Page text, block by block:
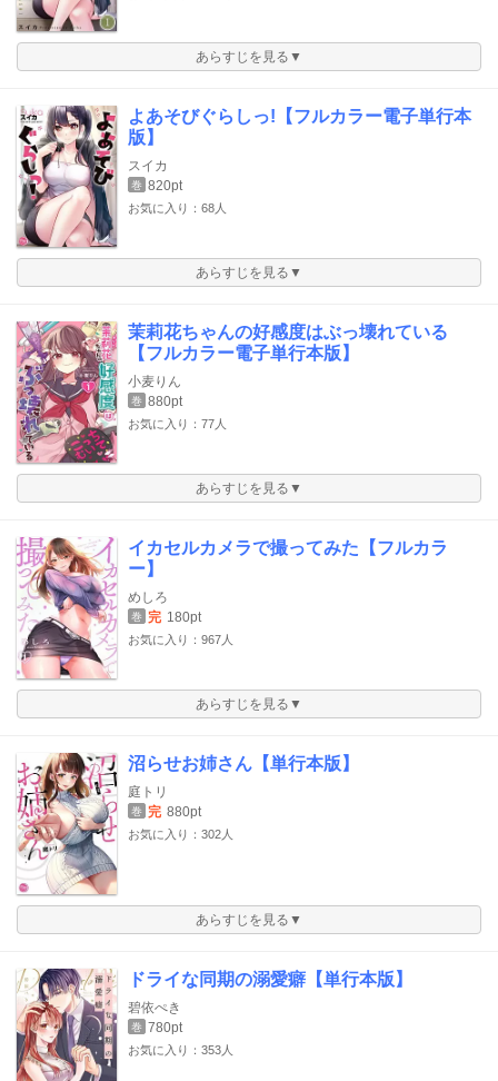
あらすじを見る▼
よあそびぐらしっ!【フルカラー電子単行本
版】
スイカ
巻 820pt
お気に入り：68人
あらすじを見る▼
茉莉花ちゃんの好感度はぶっ壊れている
【フルカラー電子単行本版】
小麦りん
巻 880pt
お気に入り：77人
あらすじを見る▼
イカセルカメラで撮ってみた【フルカラ
ー】
めしろ
巻 完 180pt
お気に入り：967人
あらすじを見る▼
沼らせお姉さん【単行本版】
庭トリ
巻 完 880pt
お気に入り：302人
あらすじを見る▼
ドライな同期の溺愛癖【単行本版】
碧依ぺき
巻 780pt
お気に入り：353人